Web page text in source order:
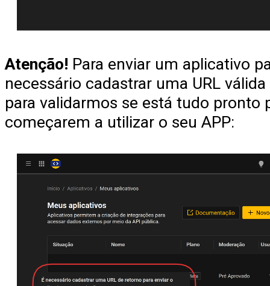
Atenção! Para enviar um aplicativo
necessário cadastrar uma URL
para validarmos se está tudo pronto
começarem a utilizar o seu APP: